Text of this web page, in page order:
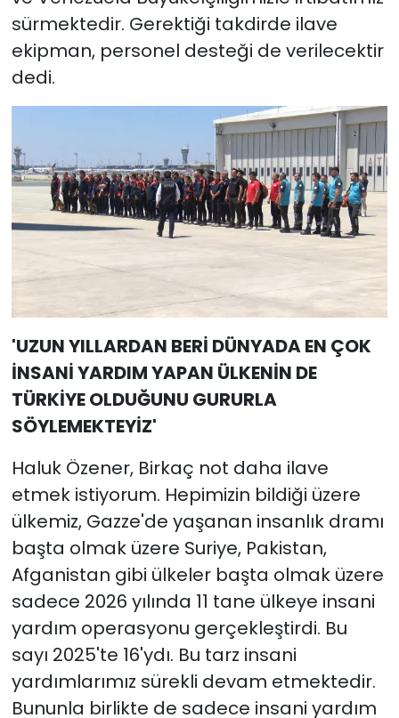
sürmektedir. Gerektiği takdirde ilave
ekipman, personel desteği de verilecektir
dedi.
'UZUN YILLARDAN BERİ DÜNYADA EN ÇOK
İNSANİ YARDIM YAPAN ÜLKENİN DE
TÜRKİYE OLDUĞUNU GURURLA
SÖYLEMEKTEYİZ'
Haluk Özener, Birkaç not daha ilave
etmek istiyorum. Hepimizin bildiği üzere
ülkemiz, Gazze'de yaşanan insanlık dramı
başta olmak üzere Suriye, Pakistan,
Afganistan gibi ülkeler başta olmak üzere
sadece 2026 yılında 11 tane ülkeye insani
yardım operasyonu gerçekleştirdi. Bu
sayı 2025'te 16'ydı. Bu tarz insani
yardımlarımız sürekli devam etmektedir.
Bununla birlikte de sadece insani yardım